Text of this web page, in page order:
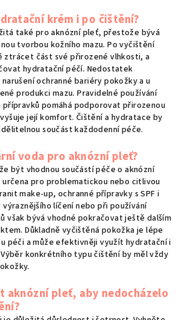
krém i po čištění?
také pro aknózní pleť, přestože bývá
tvorbou kožního mazu. Po vyčištění
ztrácet část své přirozené vlhkosti, a
hydratační péčí. Nedostatek
ochranné bariéry pokožky a u
produkci mazu. Pravidelné používání
přípravků pomáhá podporovat přirozenou
její komfort. Čištění a hydratace by
součást každodenní péče.
voda pro aknózní pleť?
být vhodnou součástí péče o aknózní
pro problematickou nebo citlivou
make-up, ochranné přípravky s SPF i
líčení nebo při používání
však bývá vhodné pokračovat ještě dalším
Důkladně vyčištěná pokožka je lépe
péči a může efektivněji využít hydratační i
konkrétního typu čištění by měl vždy
aknózní pleť, aby nedocházelo